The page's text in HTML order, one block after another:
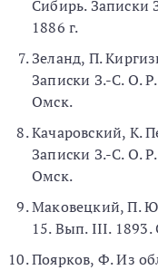
Сибирь. Записки
1886 г.
Зеланд, П.
Записки З.-С. О.
Омск.
Качаровский, К.
Записки З.-С. О.
Омск.
Маковецкий, П.
15. Вып. III. 1893.
Поярков, Ф. Из